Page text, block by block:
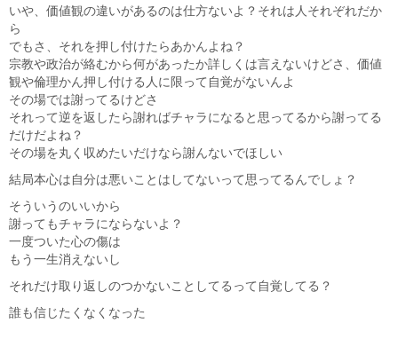
いや、価値観の違いがあるのは仕方ないよ？それは人それぞれだか
ら
でもさ、それを押し付けたらあかんよね？
宗教や政治が絡むから何があったか詳しくは言えないけどさ、価値
観や倫理かん押し付ける人に限って自覚がないんよ
その場では謝ってるけどさ
それって逆を返したら謝ればチャラになると思ってるから謝ってる
だけだよね？
その場を丸く収めたいだけなら謝んないでほしい
結局本心は自分は悪いことはしてないって思ってるんでしょ？
そういうのいいから
謝ってもチャラにならないよ？
一度ついた心の傷は
もう一生消えないし
それだけ取り返しのつかないことしてるって自覚してる？
誰も信じたくなくなった